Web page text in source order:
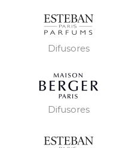
Difusores
Difusores